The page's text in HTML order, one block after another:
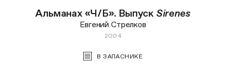
Альманах «Ч/Б». Выпуск Sirenes
Евгений Стрелков
2004
В ЗАПАСНИКЕ